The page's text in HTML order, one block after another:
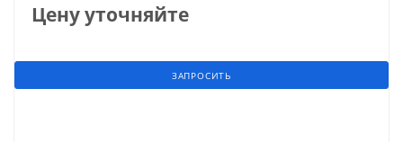
Цену уточняйте
ЗАПРОСИТЬ